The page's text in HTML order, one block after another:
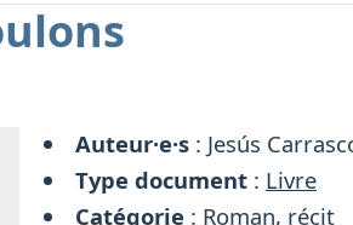
Auteur·e·s : Jesús
Type document : Livre
Catégorie : Roman, récit